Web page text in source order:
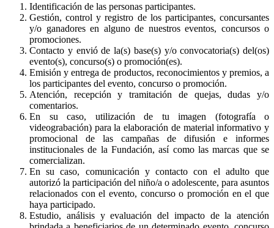
Identificación de las personas participantes.
Gestión, control y registro de los participantes, concursantes
y/o ganadores en alguno de nuestros eventos, concursos o
promociones.
Contacto y envió de la(s) base(s) y/o convocatoria(s) del(os)
evento(s), concurso(s) o promoción(es).
Emisión y entrega de productos, reconocimientos y premios, a
los participantes del evento, concurso o promoción.
Atención, recepción y tramitación de quejas, dudas y/o
comentarios.
En su caso, utilización de tu imagen (fotografía o
videograbación) para la elaboración de material informativo y
promocional de las campañas de difusión e informes
institucionales de la Fundación, así como las marcas que se
comercializan.
En su caso, comunicación y contacto con el adulto que
autorizó la participación del niño/a o adolescente, para asuntos
relacionados con el evento, concurso o promoción en el que
haya participado.
Estudio, análisis y evaluación del impacto de la atención